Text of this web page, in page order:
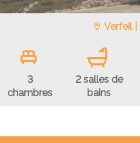
Verfeil |
3
chambres
2 salles de
bains